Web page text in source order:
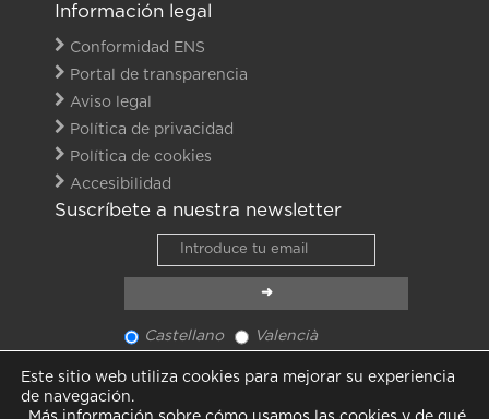
Información legal
Conformidad ENS
Portal de transparencia
Aviso legal
Política de privacidad
Política de cookies
Accesibilidad
Suscríbete a nuestra newsletter
Castellano Valencià
Ver último newsletter
Este sitio web utiliza cookies para mejorar su experiencia
de navegación.